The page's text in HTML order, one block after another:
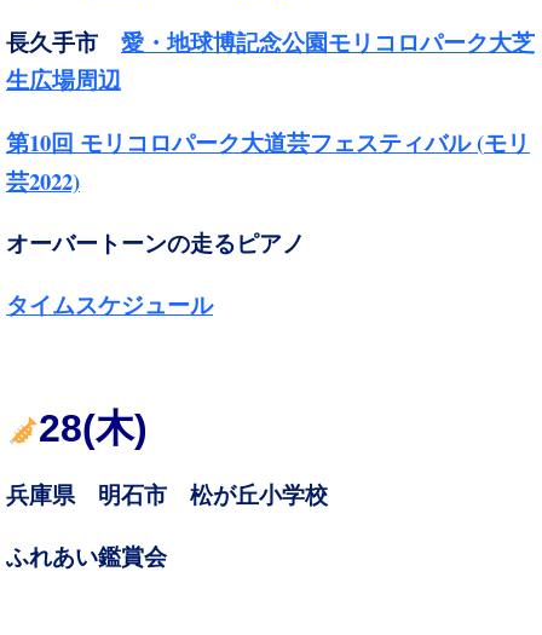
長久手市 愛・地球博記念公園モリコロパーク大芝
生広場周辺
第10回 モリコロパーク大道芸フェスティバル(モリ
芸2022)
オーバートーンの走るピアノ
タイムスケジュール
28(木)
兵庫県 明石市 松が丘小学校
ふれあい鑑賞会